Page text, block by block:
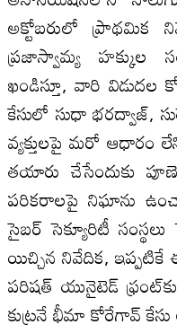
అక్టోబరులో ప్రాథమిక
ప్రజాస్వామ్య హక్కుల
ఖండిస్తూ, వారి
కేసులో సుధా భరద్వాజ్,
వ్యక్తులపై మరో ఆధారం
తయారు చేసేందుకు పూణె
పరికరాలపై నిఘాను
సైబర్‌ సెక్యూరిటీ
యిచ్చిన నివేదిక, ఇప్పటికే
పరిషత్ యునైటెడ్
కుట్రనే భీమా కోరేగావ్